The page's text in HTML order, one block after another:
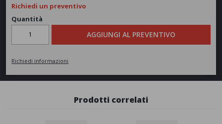
Richiedi un preventivo
Quantità
AGGIUNGI AL PREVENTIVO
Richiedi informazioni
Prodotti correlati